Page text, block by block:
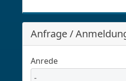
Anfrage /
Anrede